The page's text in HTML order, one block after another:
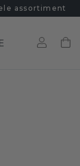
assortiment